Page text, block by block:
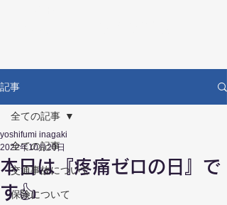
記事
全ての記事
交通事故について
保険について
全ての記事
本日は『疼痛ゼロの日』で
す👍
yoshifumi inagaki
2022年10月20日